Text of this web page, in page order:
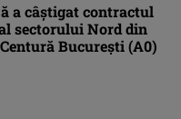
a câștigat contractul
sectorului Nord din
București (A0)